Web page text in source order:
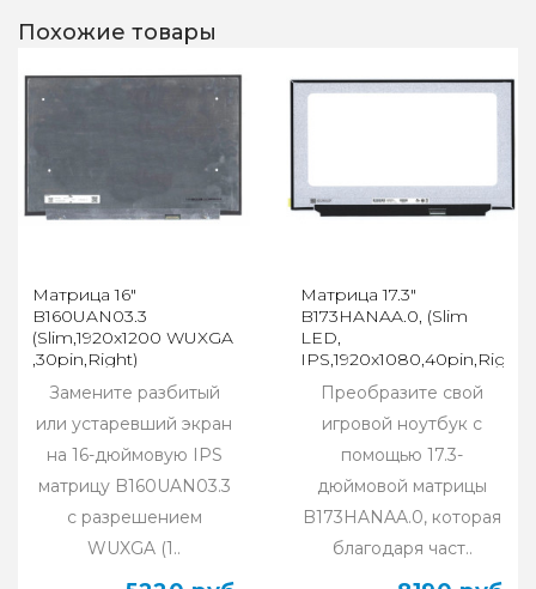
Похожие товары
Матрица 16"
B160UAN03.3
(Slim,1920x1200 WUXGA
,30pin,Right)
Замените разбитый
или устаревший экран
на 16-дюймовую IPS
матрицу B160UAN03.3
с разрешением
WUXGA (1..
Матрица 17.3"
B173HANAA.0, (Slim
LED,
без ушей
Преобразите свой
игровой ноутбук с
помощью 17.3-
дюймовой матрицы
B173HANAA.0, которая
благодаря част..